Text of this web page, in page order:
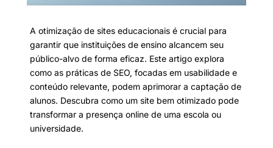
A otimização de sites educacionais é crucial para
garantir que instituições de ensino alcancem seu
público-alvo de forma eficaz. Este artigo explora
como as práticas de SEO, focadas em usabilidade e
conteúdo relevante, podem aprimorar a captação de
alunos. Descubra como um site bem otimizado pode
transformar a presença online de uma escola ou
universidade.